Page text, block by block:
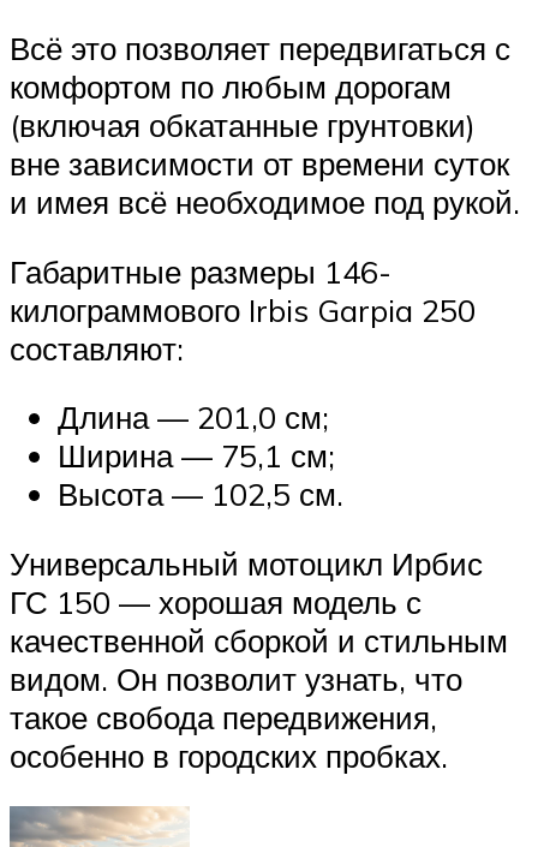
Всё это позволяет передвигаться с
комфортом по любым дорогам
(включая обкатанные грунтовки)
вне зависимости от времени суток
и имея всё необходимое под рукой.
Габаритные размеры 146-
килограммового Irbis Garpia 250
составляют:
Длина — 201,0 см;
Ширина — 75,1 см;
Высота — 102,5 см.
Универсальный мотоцикл Ирбис
ГС 150 — хорошая модель с
качественной сборкой и стильным
видом. Он позволит узнать, что
такое свобода передвижения,
особенно в городских пробках.